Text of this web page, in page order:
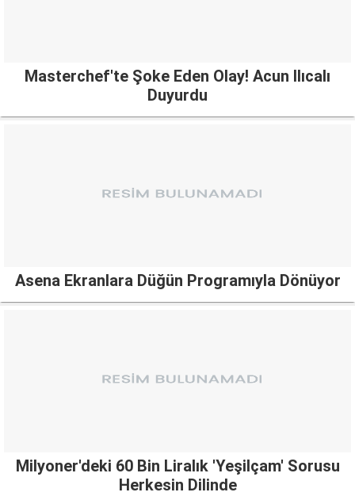
Masterchef'te Şoke Eden Olay! Acun Ilıcalı
Duyurdu
Asena Ekranlara Düğün Programıyla Dönüyor
Milyoner'deki 60 Bin Liralık 'Yeşilçam' Sorusu
Herkesin Dilinde